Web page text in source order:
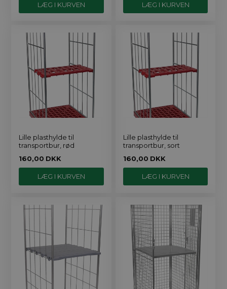
Lille plasthylde til
transportbur, rød
160,00 DKK
Lille plasthylde til
transportbur, sort
160,00 DKK